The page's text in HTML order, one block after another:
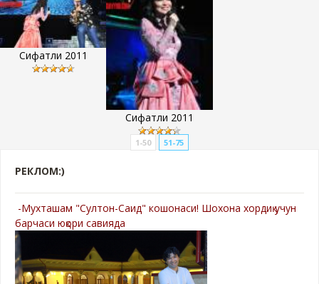
Сифатли 2011
Сифатли 2011
1-50 51-75
РЕКЛОМ:)
-Мухташам "Султон-Саид" кошонаси! Шохона хордиқ учун
барчаси юқори савияда